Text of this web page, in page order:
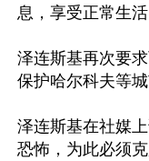
息，享受正常生活
泽连斯基再次要
保护哈尔科夫等城
泽连斯基在社媒
恐怖，为此必须